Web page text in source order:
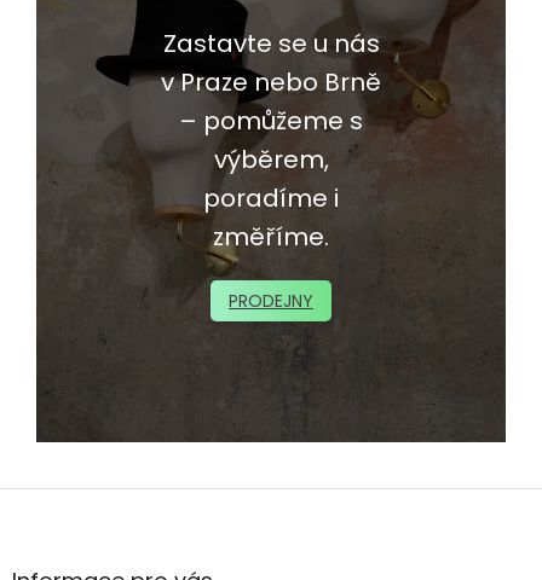
Zastavte se u nás
v Praze nebo Brně
– pomůžeme s
výběrem,
poradíme i
změříme.
PRODEJNY
Z